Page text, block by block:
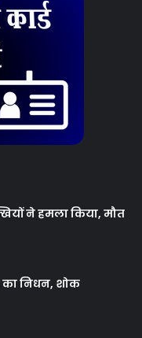
ने हमला किया, मौत
का निधन, शोक